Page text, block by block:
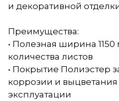
и декоративной
Преимущества:
• Полезная ширина
количества листов
• Покрытие Полиэстер
коррозии и
эксплуатации